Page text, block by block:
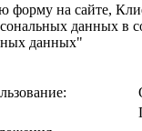
форму на сайте,
данных в
данных"